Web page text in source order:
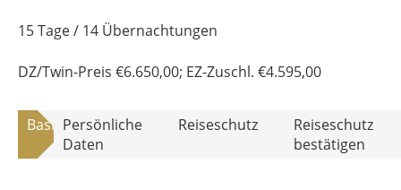
15 Tage / 14 Übernachtungen
DZ/Twin-Preis €6.650,00; EZ-Zuschl. €4.595,00
BasisdatenPersönliche
Daten
Reiseschutz
Reiseschutz
bestätigen